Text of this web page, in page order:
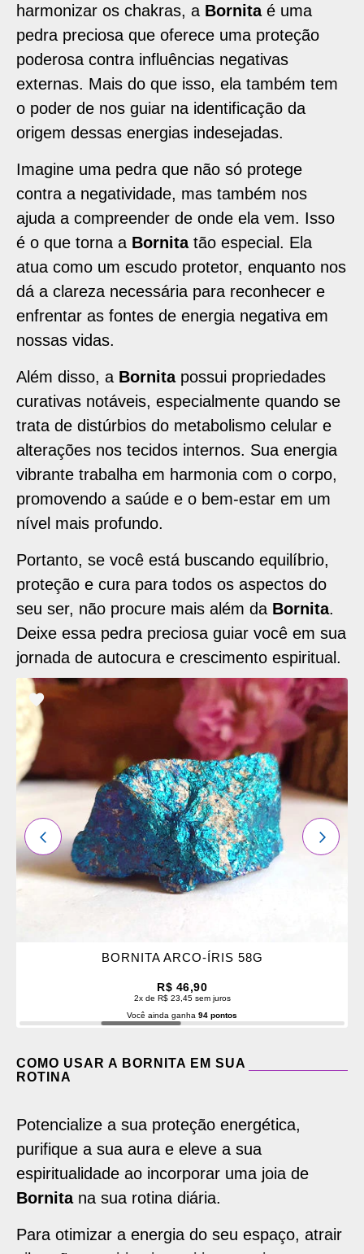
harmonizar os chakras, a Bornita é uma
pedra preciosa que oferece uma proteção
poderosa contra influências negativas
externas. Mais do que isso, ela também tem
o poder de nos guiar na identificação da
origem dessas energias indesejadas.
Imagine uma pedra que não só protege
contra a negatividade, mas também nos
ajuda a compreender de onde ela vem. Isso
é o que torna a Bornita tão especial. Ela
atua como um escudo protetor, enquanto nos
dá a clareza necessária para reconhecer e
enfrentar as fontes de energia negativa em
nossas vidas.
Além disso, a Bornita possui propriedades
curativas notáveis, especialmente quando se
trata de distúrbios do metabolismo celular e
alterações nos tecidos internos. Sua energia
vibrante trabalha em harmonia com o corpo,
promovendo a saúde e o bem-estar em um
nível mais profundo.
Portanto, se você está buscando equilíbrio,
proteção e cura para todos os aspectos do
seu ser, não procure mais além da Bornita.
Deixe essa pedra preciosa guiar você em sua
jornada de autocura e crescimento espiritual.
ADICIONAR
FAVORITOS
BORNITA ARCO-ÍRIS 58G
R$ 46,90
2x de R$ 23,45 sem juros
Você ainda ganha 94 pontos
ANTERIOR
COMO USAR A BORNITA EM SUA
ROTINA
Potencialize a sua proteção energética,
purifique a sua aura e eleve a sua
espiritualidade ao incorporar uma joia de
Bornita na sua rotina diária.
Para otimizar a energia do seu espaço, atrair